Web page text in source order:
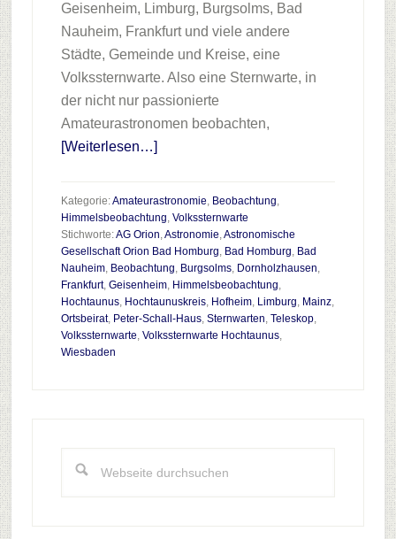
Geisenheim, Limburg, Burgsolms, Bad
Nauheim, Frankfurt und viele andere
Städte, Gemeinde und Kreise, eine
Volkssternwarte. Also eine Sternwarte, in
der nicht nur passionierte
Amateurastronomen beobachten,
[Weiterlesen…]Infos
Eine
Volkssternwarte
den
Hochtaunuskreis
–
Kategorie:Amateurastronomie, Beobachtung,
Himmelsbeobachtung, Volkssternwarte
Stichworte:AG Orion,Astronomie,Astronomische
Gesellschaft Orion Bad Homburg, Bad Homburg, Bad
Nauheim, Beobachtung, Burgsolms, Dornholzhausen,
Frankfurt, Geisenheim, Himmelsbeobachtung,
Hochtaunus, Hochtaunuskreis, Hofheim, Limburg, Mainz,
Ortsbeirat, Peter-Schall-Haus, Sternwarten, Teleskop,
Volkssternwarte, Volkssternwarte Hochtaunus,
Wiesbaden
durchsuchen